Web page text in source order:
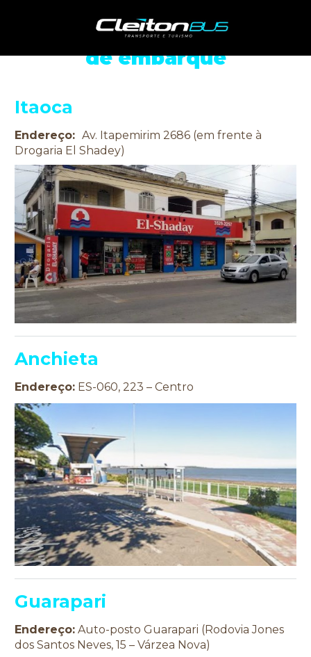
Conheça nossos pontos
de embarque
Itaoca
Endereço: Av. Itapemirim 2686 (em frente à
Drogaria El Shadey)
Anchieta
Endereço: ES-060, 223 – Centro
Guarapari
Endereço: Auto-posto Guarapari (Rodovia Jones
dos Santos Neves, 15 – Várzea Nova)